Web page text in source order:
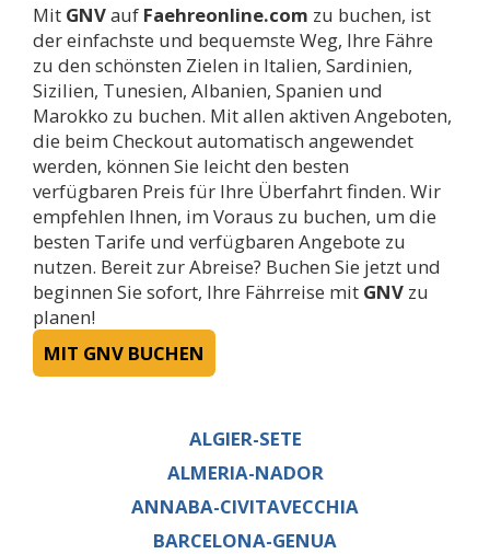
Mit GNVauf Faehreonline.com zu buchen, ist
der einfachste und bequemste Weg, Ihre Fähre
zu den schönsten Zielen in Italien, Sardinien,
Sizilien, Tunesien, Albanien, Spanien und
Marokko zu buchen. Mit allen aktiven Angeboten,
die beim Checkout automatisch angewendet
werden, können Sie leicht den besten
verfügbaren Preis für Ihre Überfahrt finden. Wir
empfehlen Ihnen, im Voraus zu buchen, um die
besten Tarife und verfügbaren Angebote zu
nutzen. Bereit zur Abreise? Buchen Sie jetzt und
beginnen Sie sofort, Ihre Fährreise mit GNV zu
planen!
MIT GNV BUCHEN
ALGIER-SETE
ALMERIA-NADOR
ANNABA-CIVITAVECCHIA
BARCELONA-GENUA